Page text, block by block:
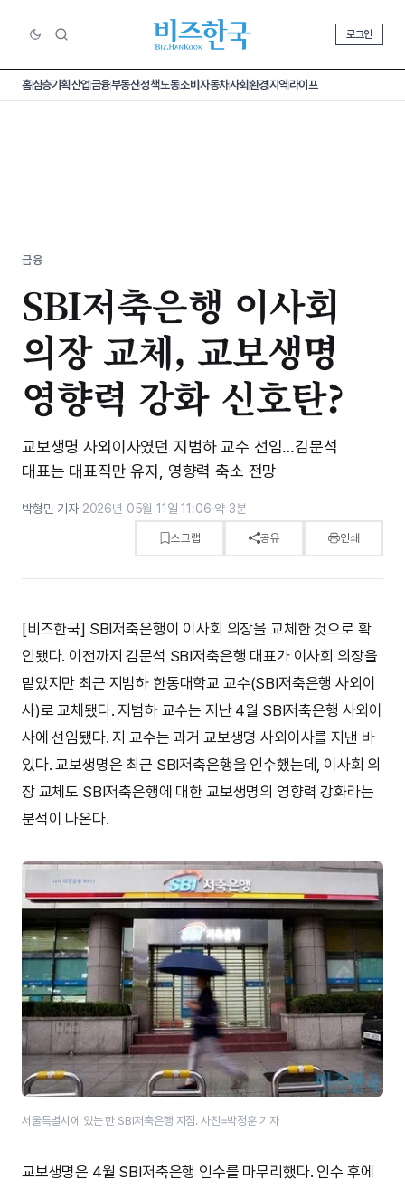
로그인
홈심층기획산업금융부동산정책노동소비 자동차사회환경지역라이프
금융
SBI저축은행 이사회
의장 교체, 교보생명
영향력 강화 신호탄?
교보생명 사외이사였던 지범하 교수 선임…김문석
대표는 대표직만 유지, 영향력 축소 전망
박형민 기자·2026년 05월 11일 11:06·약 3분
스크랩 공유 인쇄
[비즈한국] SBI저축은행이 이사회 의장을 교체한 것으로 확
인됐다. 이전까지 김문석 SBI저축은행 대표가 이사회 의장을
맡았지만 최근 지범하 한동대학교 교수(SBI저축은행 사외이
사)로 교체됐다. 지범하 교수는 지난 4월 SBI저축은행 사외이
사에 선임됐다. 지 교수는 과거 교보생명 사외이사를 지낸 바
있다. 교보생명은 최근 SBI저축은행을 인수했는데, 이사회 의
장 교체도 SBI저축은행에 대한 교보생명의 영향력 강화라는
분석이 나온다.
서울특별시에 있는 한 SBI저축은행 지점. 사진=박정훈 기자
교보생명은 4월 SBI저축은행 인수를 마무리했다. 인수 후에